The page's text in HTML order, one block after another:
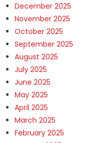
December 2025
November 2025
October 2025
September 2025
August 2025
July 2025
June 2025
May 2025
April 2025
March 2025
February 2025